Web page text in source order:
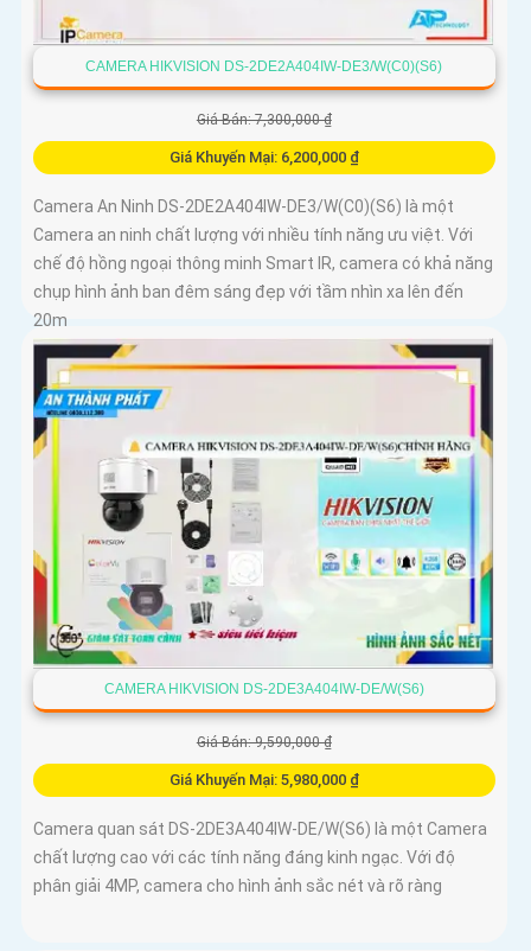
CAMERA HIKVISION DS-2DE2A404IW-DE3/W(C0)(S6)
Giá Bán: 7,300,000 ₫
Giá Khuyến Mại: 6,200,000 ₫
Camera An Ninh DS-2DE2A404IW-DE3/W(C0)(S6) là một
Camera an ninh chất lượng với nhiều tính năng ưu việt. Với
chế độ hồng ngoại thông minh Smart IR, camera có khả năng
chụp hình ảnh ban đêm sáng đẹp với tầm nhìn xa lên đến
20m
CAMERA HIKVISION DS-2DE3A404IW-DE/W(S6)
Giá Bán: 9,590,000 ₫
Giá Khuyến Mại: 5,980,000 ₫
Camera quan sát DS-2DE3A404IW-DE/W(S6) là một Camera
chất lượng cao với các tính năng đáng kinh ngạc. Với độ
phân giải 4MP, camera cho hình ảnh sắc nét và rõ ràng